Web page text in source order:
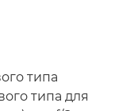
типа
типа для